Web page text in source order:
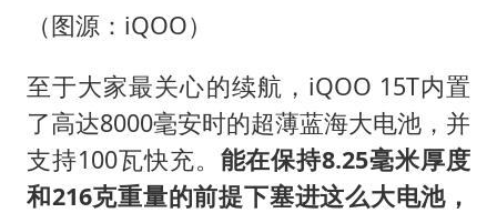
（图源：iQOO）
至于大家最关心的续航，iQOO 15T内置
了高达8000毫安时的超薄蓝海大电池，并
支持100瓦快充。 能在保持8.25毫米厚度
和216克重量的前提下塞进这么大电池，